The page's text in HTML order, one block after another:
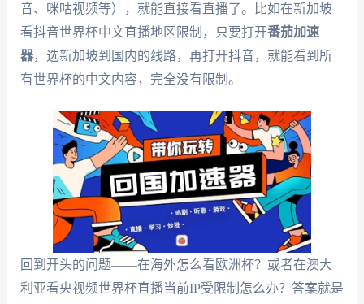
音、咪咕视频等），就能直接看直播了。比如在新加坡
看抖音世界杯中文直播地区限制，只要打开番茄加速
器，选新加坡到国内的线路，再打开抖音，就能看到所
有世界杯的中文内容，完全没有限制。
回到开头的问题——在海外怎么看欧洲杯？或者在澳大
利亚看央视频世界杯直播当前IP受限制怎么办？答案就是